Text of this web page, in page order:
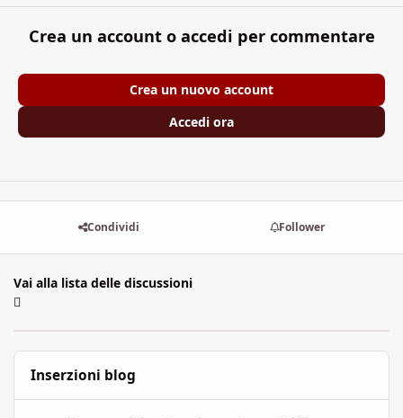
Crea un account o accedi per commentare
Crea un nuovo account
Accedi ora
Condividi Follower
Vai alla lista delle discussioni
Inserzioni blog